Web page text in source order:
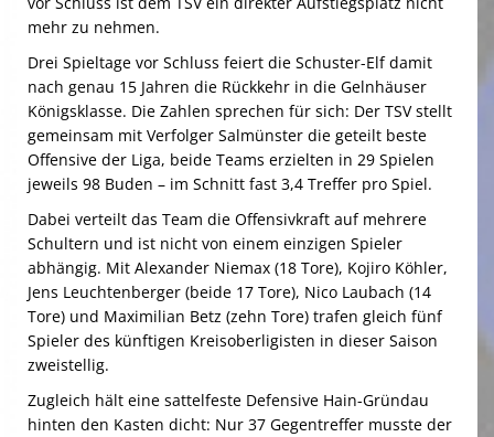
mehr zu nehmen.
Drei Spieltage vor Schluss feiert die Schuster-Elf damit
nach genau 15 Jahren die Rückkehr in die Gelnhäuser
Königsklasse. Die Zahlen sprechen für sich: Der TSV stellt
gemeinsam mit Verfolger Salmünster die geteilt beste
Offensive der Liga, beide Teams erzielten in 29 Spielen
jeweils 98 Buden – im Schnitt fast 3,4 Treffer pro Spiel.
Dabei verteilt das Team die Offensivkraft auf mehrere
Schultern und ist nicht von einem einzigen Spieler
abhängig. Mit Alexander Niemax (18 Tore), Kojiro Köhler,
Jens Leuchtenberger (beide 17 Tore), Nico Laubach (14
Tore) und Maximilian Betz (zehn Tore) trafen gleich fünf
Spieler des künftigen Kreisoberligisten in dieser Saison
zweistellig.
Zugleich hält eine sattelfeste Defensive Hain-Gründau
hinten den Kasten dicht: Nur 37 Gegentreffer musste der